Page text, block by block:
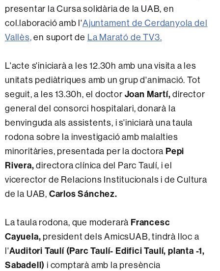
presentar la Cursa solidària de la UAB, en
col.laboració amb l'Ajuntament de Cerdanyola del
Vallès, en suport de La Marató de TV3.
L'acte s'iniciarà a les 12.30h amb una visita a les
unitats pediàtriques amb un grup d'animació. Tot
seguit, a les 13.30h, el doctor Joan Martí, director
general del consorci hospitalari, donarà la
benvinguda als assistents, i s'iniciarà una taula
rodona sobre la investigació amb malalties
minoritàries, presentada per la doctora Pepi
Rivera, directora clínica del Parc Taulí, i el
vicerector de Relacions Institucionals i de Cultura
de la UAB, Carlos Sánchez.
La taula rodona, que moderarà Francesc
Cayuela, president dels AmicsUAB, tindrà lloc a
l'Auditori Taulí (Parc Taulí- Edifici Taulí, planta -1,
Sabadell) i comptarà amb la presència